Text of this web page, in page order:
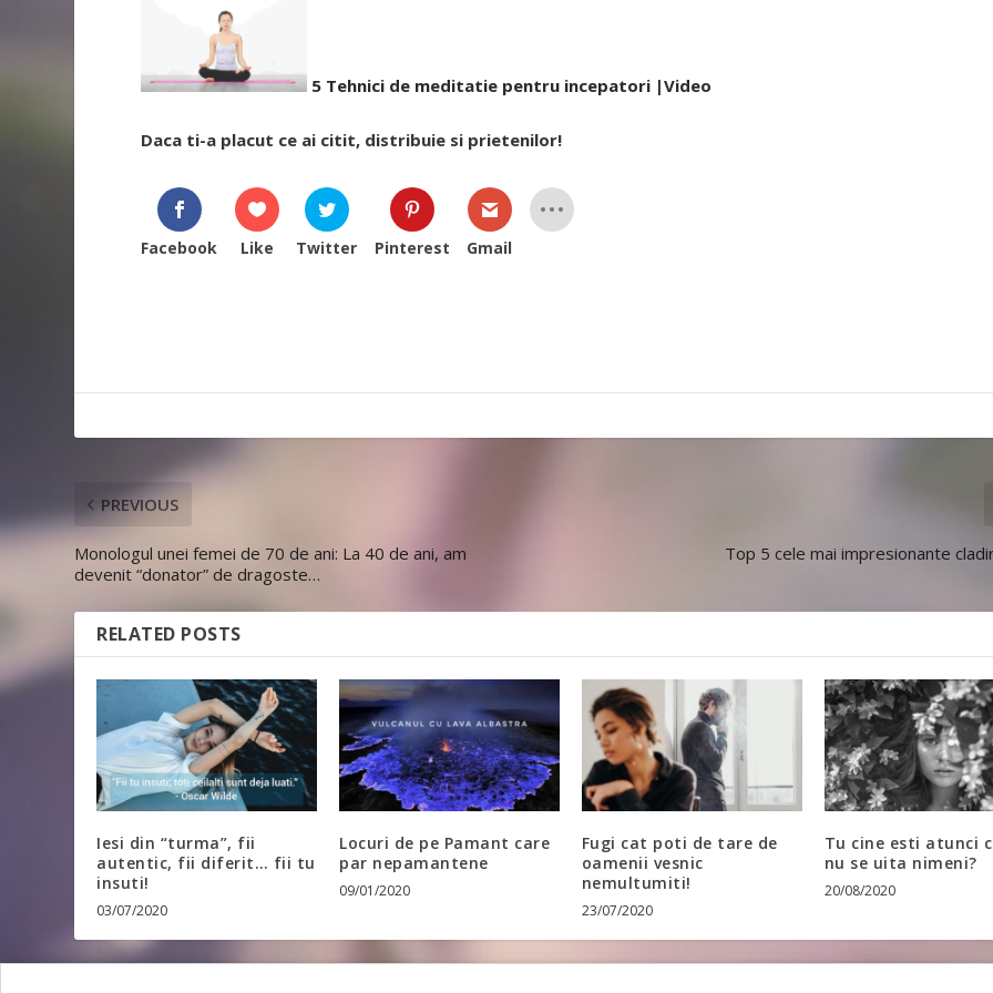
5 Tehnici de meditatie pentru incepatori |Video
Daca ti-a placut ce ai citit, distribuie si prietenilor!
Facebook Like Twitter Pinterest Gmail
PREVIOUS
Monologul unei femei de 70 de ani: La 40 de ani, am
devenit “donator” de dragoste…
Top 5 cele mai impresionante
RELATED POSTS
Iesi din “turma”, fii
autentic, fii diferit… fii tu
insuti!
03/07/2020
Locuri de pe Pamant care
par nepamantene
09/01/2020
Fugi cat poti de tare de
oamenii vesnic
nemultumiti!
23/07/2020
Tu cine esti atunci
nu se uita nimeni?
20/08/2020